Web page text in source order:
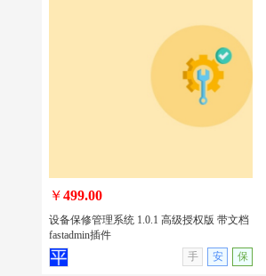
经销商订货管理系统 1.6.0 高级授权版
无演示
￥499.00
设备保修管理系统 1.0.1 高级授权版 带文档
fastadmin插件
手
安 保